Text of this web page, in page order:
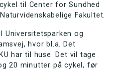
til Center for Sundhed
Fakultet.
Universitetsparken og
hvor bl.a. Det
har til huse. Det vil tage
20 minutter på cykel, før